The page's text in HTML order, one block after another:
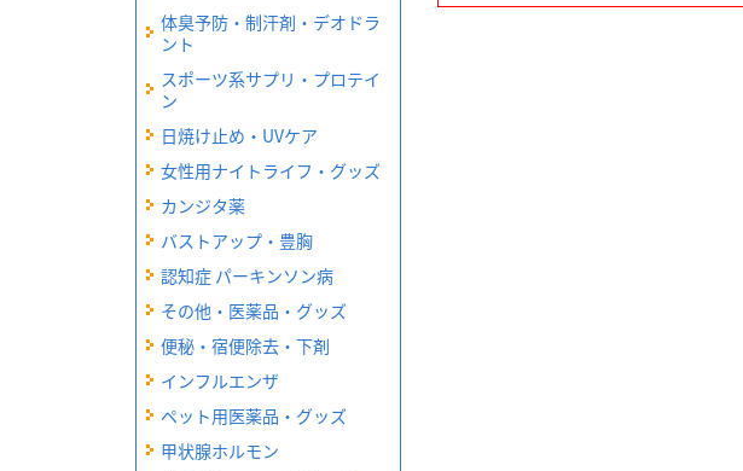
体臭予防・制汗剤・デオドラ
ント
スポーツ系サプリ・プロテイ
ン
日焼け止め・UVケア
女性用ナイトライフ・グッズ
カンジタ薬
バストアップ・豊胸
認知症 パーキンソン病
その他・医薬品・グッズ
便秘・宿便除去・下剤
インフルエンザ
ペット用医薬品・グッズ
甲状腺ホルモン